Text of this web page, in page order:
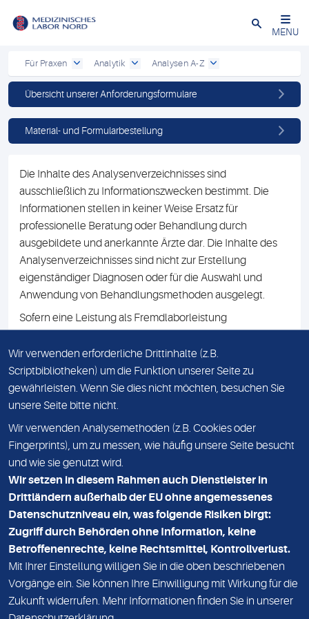
Schließen
MENU
Für Praxen Analytik Analysen A-Z
Übersicht unserer Anforderungsformulare
Material- und Formularbestellung
Die Inhalte des Analysenverzeichnisses sind
ausschließlich zu Informationszwecken bestimmt. Die
Informationen stellen in keiner Weise Ersatz für
professionelle Beratung oder Behandlung durch
ausgebildete und anerkannte Ärzte dar. Die Inhalte des
Analysenverzeichnisses sind nicht zur Erstellung
eigenständiger Diagnosen oder für die Auswahl und
Anwendung von Behandlungsmethoden ausgelegt.
Sofern eine Leistung als Fremdlaborleistung
Namen des Fremdlabors mit. Mit der Beauftragung der
Fremdlaborleistung erklären Sie sich mit dieser
Vereinbarung einverstanden.
DATENSCHUTZ
KONTAKT
NEWSLETTER
ADRESSE
MVZ Medizinisches Labor Nord MLN GmbH
Essener Straße 108
22419 Hamburg
Wir verwenden erforderliche Drittinhalte (z.B.
Scriptbibliotheken) um die Funktion unserer Seite zu
gewährleisten. Wenn Sie dies nicht möchten, besuchen Sie
unsere Seite bitte nicht.
Wir verwenden Analysemethoden (z.B. Cookies oder
Fingerprints), um zu messen, wie häufig unsere Seite besucht
und wie sie genutzt wird.
Wir setzen in diesem Rahmen auch Dienstleister in
Drittländern außerhalb der EU ohne angemessenes
Datenschutzniveau ein, was folgende Risiken birgt:
Zugriff durch Behörden ohne Information, keine
Betroffenenrechte, keine Rechtsmittel, Kontrollverlust.
Mit Ihrer Einstellung willigen Sie in die oben beschriebenen
Vorgänge ein. Sie können Ihre Einwilligung mit Wirkung für die
Zukunft widerrufen. Mehr Informationen finden Sie in unserer